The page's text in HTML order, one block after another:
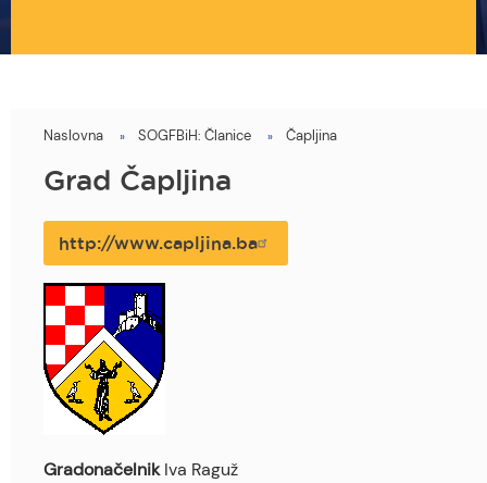
You
are
here
Naslovna SOGFBiH: Članice Čapljina
Grad Čapljina
http://www.capljina.ba
Gradonačelnik Iva Raguž